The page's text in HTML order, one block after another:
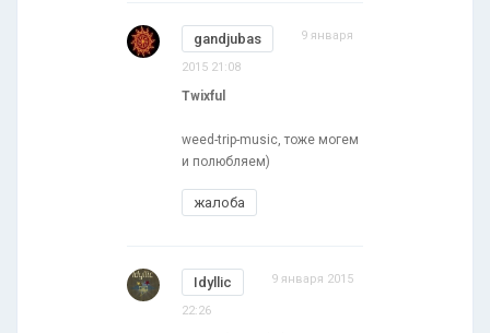
gandjubas 9 января
2015 21:08
Twixful
weed-trip-music, тоже могем
и полюбляем)
жалоба
Idyllic 9 января 2015
22:26